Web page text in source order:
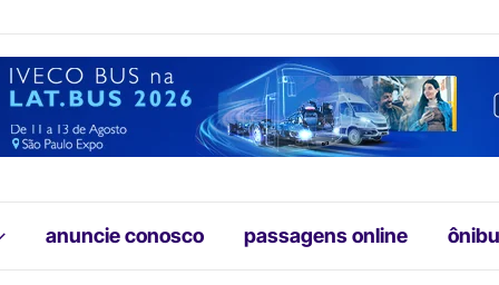
anuncie conosco passagens online